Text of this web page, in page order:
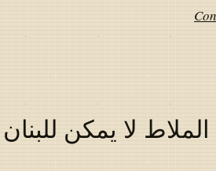
لا يمكن